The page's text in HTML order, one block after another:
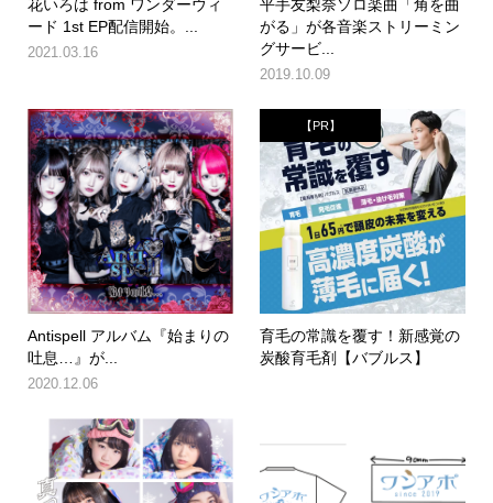
花いろは from ワンダーウィ
ード 1st EP配信開始。...
2021.03.16
平手友梨奈ソロ楽曲「角を曲
がる」が各音楽ストリーミン
グサービ...
2019.10.09
Antispell アルバム『始まりの
吐息…』が...
2020.12.06
【PR】
育毛の常識を覆す！新感覚の
炭酸育毛剤【バブルス】